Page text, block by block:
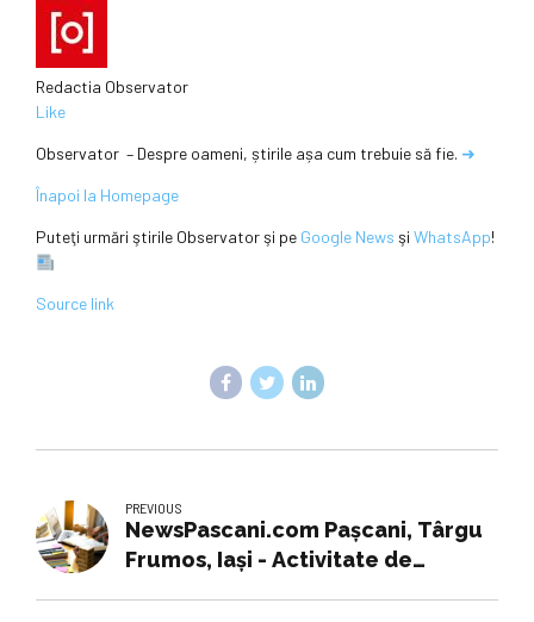
Redactia Observator
Like
Observator – Despre oameni, știrile așa cum trebuie să fie. ➜
Înapoi la Homepage
Puteţi urmări ştirile Observator şi pe Google News şi WhatsApp!
Source link
PREVIOUS
NewsPascani.com Pașcani, Târgu
Frumos, Iași - Activitate de